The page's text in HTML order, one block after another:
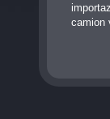
camion